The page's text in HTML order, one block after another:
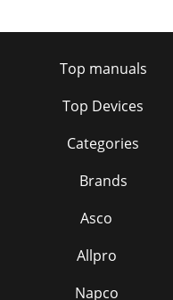
Top manuals
Top Devices
Categories
Brands
Asco
Allpro
Napco